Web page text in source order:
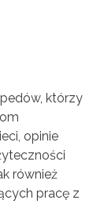
którzy
opinie
również
pracę z